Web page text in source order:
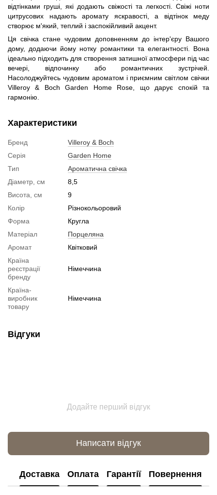
відтінками груші, які додають свіжості та легкості. Свіжі ноти
цитрусових надають аромату яскравості, а відтінок меду
створює м'який, теплий і заспокійливий акцент.
Ця свічка стане чудовим доповненням до інтер'єру Вашого
дому, додаючи йому нотку романтики та елегантності. Вона
ідеально підходить для створення затишної атмосфери під час
вечері, відпочинку або романтичних зустрічей.
Насолоджуйтесь чудовим ароматом і приємним світлом свічки
Villeroy & Boch Garden Home Rose, що дарує спокій та
гармонію.
Характеристики
Бренд
Villeroy & Boch
Серія
Garden Home
Тип
Ароматична свічка
Діаметр, см
8,5
Висота, см
9
Колір
Різнокольоровий
Форма
Кругла
Матеріал
Порцеляна
Аромат
Квітковий
Країна
реєстрації
бренду
Німеччина
Країна-
виробник
товару
Німеччина
Відгуки
Додайте перший відгук
Написати відгук
Доставка Оплата Гарантії Повернення